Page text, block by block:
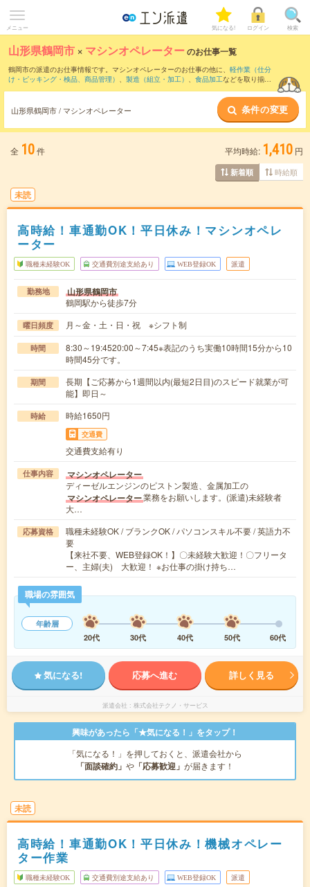
メニュー 気になる! ログイン 検索
山形県鶴岡市 × マシンオペレーターのお仕事一覧
鶴岡市の派遣のお仕事情報です。マシンオペレーターのお仕事の他に、 軽作業（仕分
け・ピッキング・検品、商品管理） 、 製造（組立・加工） 、 食品加工などを取り揃え
マシンオペレーターのお仕事とは？とは？
山形県鶴岡市 / マシンオペレーター 条件の変更
全 10件 平均時給: 1,410 円
新着順 時給順
未読
高時給！車通勤OK！平日休み！マシンオペレ
ーター
職種未経験OK 交通費別途支給あり WEB登録OK 派遣
勤務地 山形県鶴岡市
鶴岡駅から徒歩7分
曜日頻度 月～金・土・日・祝 ※シフト制
時間
8:30～19:4520:00～7:45※表記のうち実働10時間15分から10
時間45分です。
期間
長期【ご応募から1週間以内(最短2日目)のスピード就業が可
能】即日～
時給 時給1650円
交通費
交通費支給有り
仕事内容 マシンオペレーター
ディーゼルエンジンのピストン製造、金属加工の
マシンオペレーター業務をお願いします。(派遣)未経験者
大…
応募資格
職種未経験OK / ブランクOK / パソコンスキル不要 / 英語力不
要
【来社不要、WEB登録OK！】〇未経験大歓迎！〇フリータ
ー、主婦(夫) 大歓迎！ ※お仕事の掛け持ち…
職場の雰囲気
年齢層
20代
30代 40代 50代 60代
気になる! 応募へ進む 詳しく見る
派遣会社 株式会社テクノ・サービス
興味があったら「★気になる！」をタップ！
「気になる！」を押しておくと、派遣会社から
「面談確約」 や 「応募歓迎」 が届きます！
未読
高時給！車通勤OK！平日休み！機械オペレー
ター作業
職種未経験OK 交通費別途支給あり WEB登録OK 派遣